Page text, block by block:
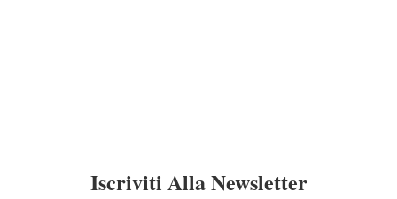
Iscriviti Alla Newsletter